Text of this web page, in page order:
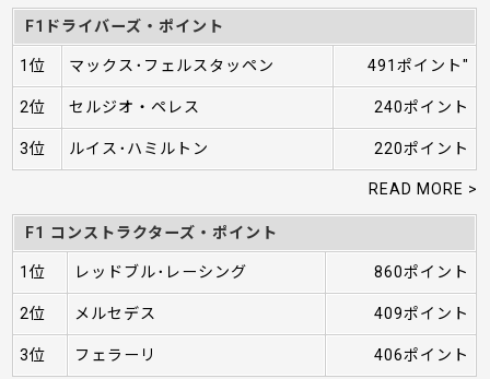
F1ドライバーズ・ポイント
1位 マックス･フェルスタッペン 491ポイント"
2位 セルジオ・ペレス 240ポイント
3位 ルイス･ハミルトン 220ポイント
READ MORE >
F1 コンストラクターズ・ポイント
1位 レッドブル･レーシング 860ポイント
2位 メルセデス 409ポイント
3位 フェラーリ 406ポイント